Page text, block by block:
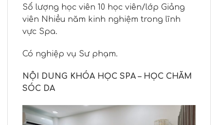
Số lượng học viên 10 học viên/lớp Giảng
viên Nhiều năm kinh nghiệm trong lĩnh
vực Spa.
Có nghiệp vụ Sư phạm.
NỘI DUNG KHÓA HỌC SPA – HỌC CHĂM
SÓC DA